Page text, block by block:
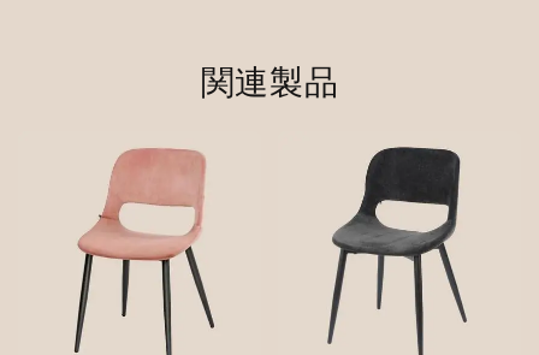
関連製品